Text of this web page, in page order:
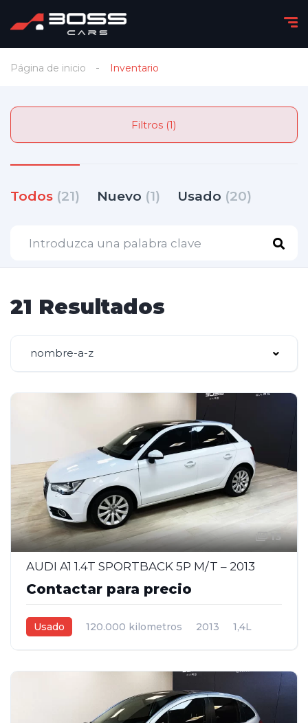
Página de inicio Inventario
Filtros (1)
Todos (21) Nuevo (1) Usado (20)
21 Resultados
nombre-a-z
13
AUDI A1 1.4T SPORTBACK 5P M/T – 2013
Contactar para precio
Usado 120.000 kilometros 2013
1,4L